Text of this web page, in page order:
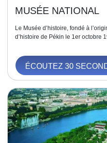
MUSÉE NATIONAL
Le Musée d’histoire, fondé à
d’histoire de Pékin le 1er octobre
ÉCOUTEZ 30